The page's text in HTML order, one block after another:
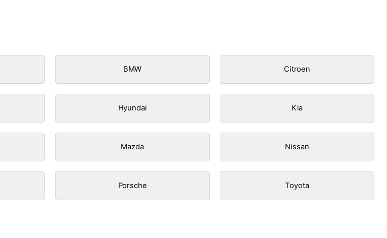
BMW Citroen
Hyundai Kia
Mazda Nissan
Porsche Toyota